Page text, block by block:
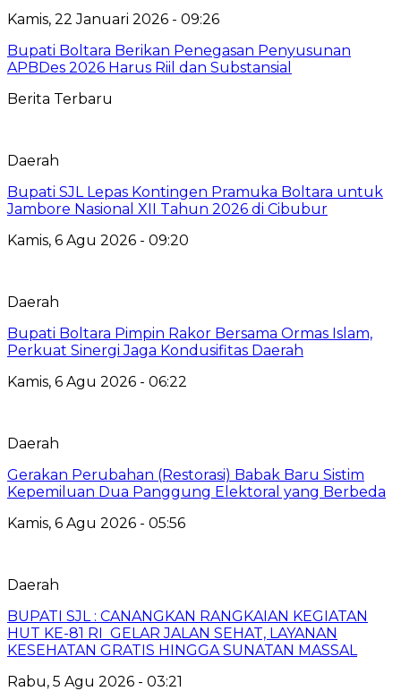
Kamis, 22 Januari 2026 - 09:26
Bupati Boltara Berikan Penegasan Penyusunan
APBDes 2026 Harus Riil dan Substansial
Berita Terbaru
Daerah
Bupati SJL Lepas Kontingen Pramuka Boltara untuk
Jambore Nasional XII Tahun 2026 di Cibubur
Kamis, 6 Agu 2026 - 09:20
Daerah
Bupati Boltara Pimpin Rakor Bersama Ormas Islam,
Perkuat Sinergi Jaga Kondusifitas Daerah
Kamis, 6 Agu 2026 - 06:22
Daerah
Gerakan Perubahan (Restorasi) Babak Baru Sistim
Kepemiluan Dua Panggung Elektoral yang Berbeda
Kamis, 6 Agu 2026 - 05:56
Daerah
BUPATI SJL : CANANGKAN RANGKAIAN KEGIATAN
HUT KE-81 RI GELAR JALAN SEHAT, LAYANAN
KESEHATAN GRATIS HINGGA SUNATAN MASSAL
Rabu, 5 Agu 2026 - 03:21